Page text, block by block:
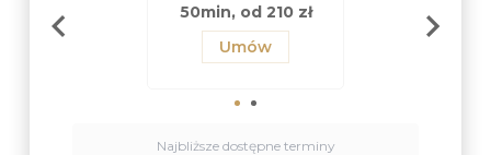
od 210 zł
50min, od 210 zł
Umów
50min, od
Najbliższe dostępne terminy